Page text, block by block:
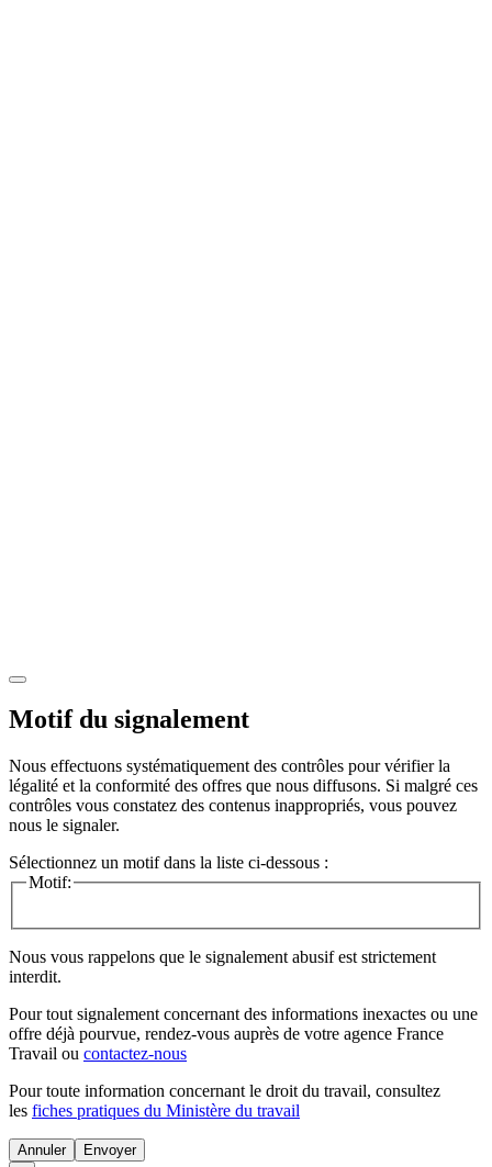
Motif du signalement
Nous effectuons systématiquement des contrôles pour vérifier la
légalité et la conformité des offres que nous diffusons. Si malgré ces
contrôles vous constatez des contenus inappropriés, vous pouvez
nous le signaler.
Sélectionnez un motif dans la liste ci-dessous :
Motif:
Nous vous rappelons que le signalement abusif est strictement
interdit.
Pour tout signalement concernant des informations inexactes ou une
offre déjà pourvue, rendez-vous auprès de votre agence France
Travail ou contactez-nous
Pour toute information concernant le droit du travail, consultez
les fiches pratiques du Ministère du travail
Annuler